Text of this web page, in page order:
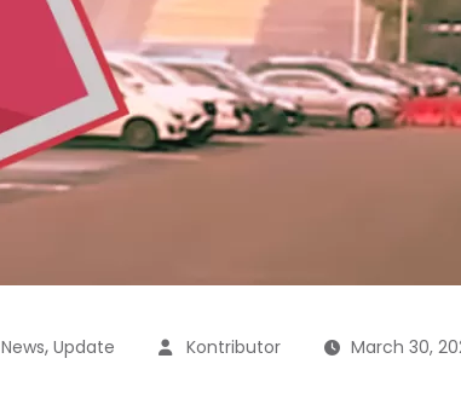
News, Update Kontributor March 30,